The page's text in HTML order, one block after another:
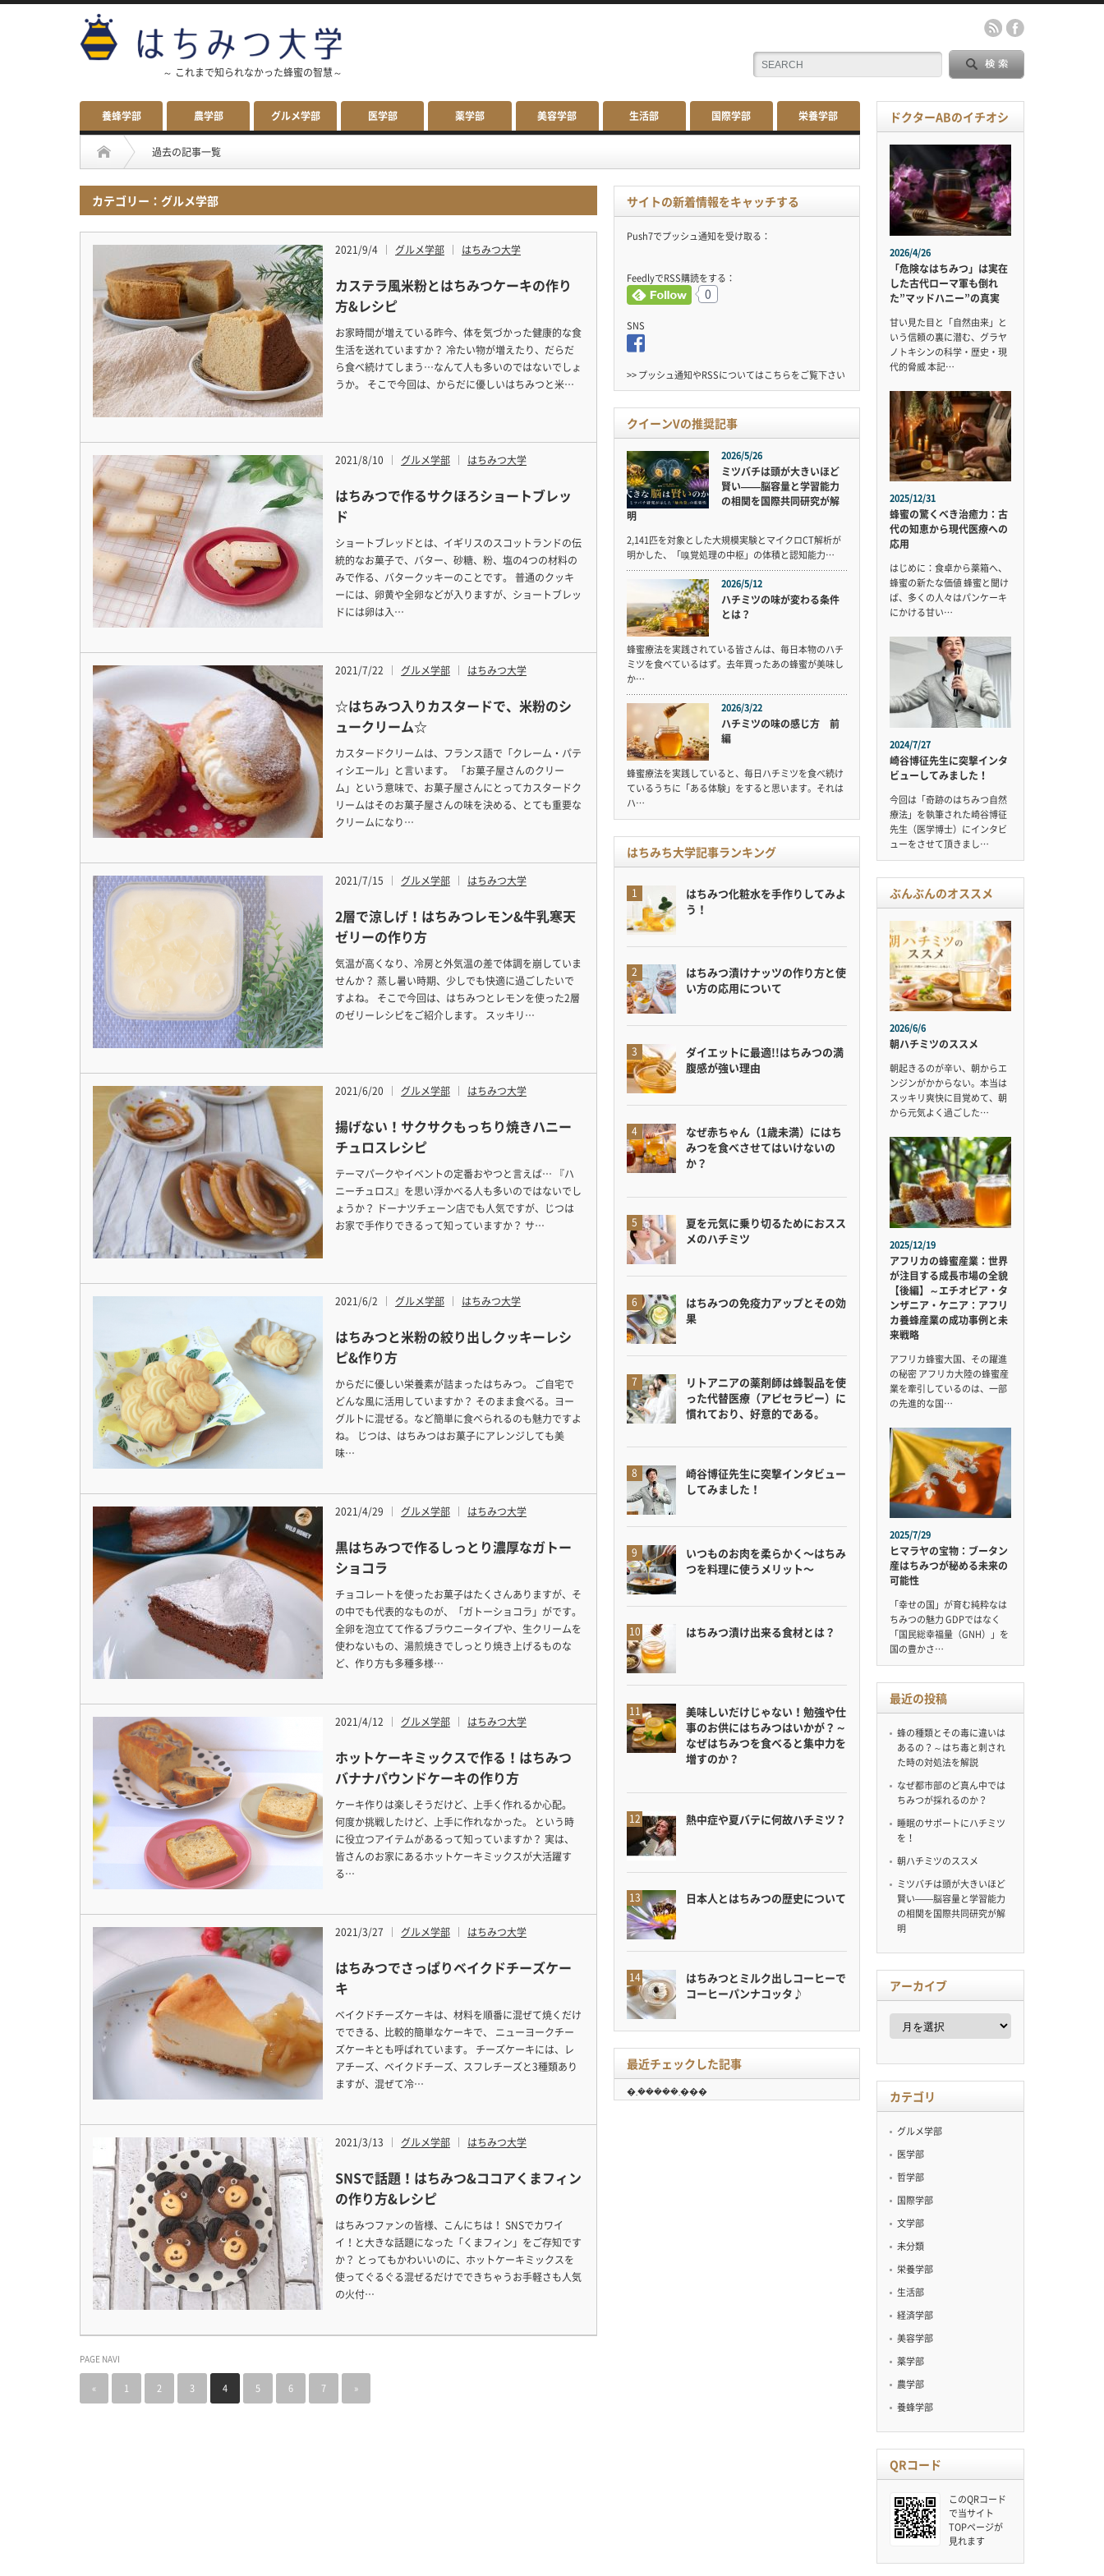
～ これまで知られなかった蜂蜜の智慧～
養蜂学部 農学部 グルメ学部 医学部 薬学部 美容学部 生活部 国際学部 栄養学部
過去の記事一覧
カテゴリー：グルメ学部
2021/9/4 グルメ学部 はちみつ大学
カステラ風米粉とはちみつケーキの作り
方&レシピ
お家時間が増えている昨今、体を気づかった健康的な食
生活を送れていますか？ 冷たい物が増えたり、だらだ
ら食べ続けてしまう…なんて人も多いのではないでしょ
うか。 そこで今回は、からだに優しいはちみつと米…
2021/8/10 グルメ学部 はちみつ大学
はちみつで作るサクほろショートブレッ
ド
ショートブレッドとは、イギリスのスコットランドの伝
統的なお菓子で、バター、砂糖、粉、塩の4つの材料の
みで作る、バタークッキーのことです。 普通のクッキ
ーには、卵黄や全卵などが入りますが、ショートブレッ
ドには卵は入…
2021/7/22 グルメ学部 はちみつ大学
☆はちみつ入りカスタードで、米粉のシ
ュークリーム☆
カスタードクリームは、フランス語で「クレーム・パテ
ィシエール」と言います。 「お菓子屋さんのクリー
ム」という意味で、お菓子屋さんにとってカスタードク
リームはそのお菓子屋さんの味を決める、とても重要な
クリームになり…
2021/7/15 グルメ学部 はちみつ大学
2層で涼しげ！はちみつレモン&牛乳寒天
ゼリーの作り方
気温が高くなり、冷房と外気温の差で体調を崩していま
せんか？ 蒸し暑い時期、少しでも快適に過ごしたいで
すよね。 そこで今回は、はちみつとレモンを使った2層
のゼリーレシピをご紹介します。 スッキリ…
2021/6/20 グルメ学部 はちみつ大学
揚げない！サクサクもっちり焼きハニー
チュロスレシピ
テーマパークやイベントの定番おやつと言えば… 『ハ
ニーチュロス』を思い浮かべる人も多いのではないでし
ょうか？ ドーナツチェーン店でも人気ですが、じつは
お家で手作りできるって知っていますか？ サ…
2021/6/2 グルメ学部 はちみつ大学
はちみつと米粉の絞り出しクッキーレシ
ピ&作り方
からだに優しい栄養素が詰まったはちみつ。 ご自宅で
どんな風に活用していますか？ そのまま食べる。ヨー
グルトに混ぜる。など簡単に食べられるのも魅力ですよ
ね。 じつは、はちみつはお菓子にアレンジしても美
味…
2021/4/29 グルメ学部 はちみつ大学
黒はちみつで作るしっとり濃厚なガトー
ショコラ
チョコレートを使ったお菓子はたくさんありますが、そ
の中でも代表的なものが、「ガトーショコラ」がです。
全卵を泡立てて作るブラウニータイプや、生クリームを
使わないもの、湯煎焼きでしっとり焼き上げるものな
ど、作り方も多種多様…
2021/4/12 グルメ学部 はちみつ大学
ホットケーキミックスで作る！はちみつ
バナナパウンドケーキの作り方
ケーキ作りは楽しそうだけど、上手く作れるか心配。
何度か挑戦したけど、上手に作れなかった。 という時
に役立つアイテムがあるって知っていますか？ 実は、
皆さんのお家にあるホットケーキミックスが大活躍す
る…
2021/3/27 グルメ学部 はちみつ大学
はちみつでさっぱりベイクドチーズケー
キ
ベイクドチーズケーキは、材料を順番に混ぜて焼くだけ
でできる、比較的簡単なケーキで、 ニューヨークチー
ズケーキとも呼ばれています。 チーズケーキには、レ
アチーズ、ベイクドチーズ、スフレチーズと3種類あり
ますが、混ぜて冷…
2021/3/13 グルメ学部 はちみつ大学
SNSで話題！はちみつ&ココアくまフィン
の作り方&レシピ
はちみつファンの皆様、こんにちは！ SNSでカワイ
イ！と大きな話題になった「くまフィン」をご存知です
か？ とってもかわいいのに、ホットケーキミックスを
使ってぐるぐる混ぜるだけでできちゃうお手軽さも人気
の火付…
PAGE NAVI
« 1 2 3 4 5 6 7 »
サイトの新着情報をキャッチする
Push7でプッシュ通知を受け取る：
FeedlyでRSS購読をする：
0
SNS
>> プッシュ通知やRSSについてはこちらをご覧下さい
クイーンVの推奨記事
2026/5/26
ミツバチは頭が大きいほど
賢い——脳容量と学習能力
の相関を国際共同研究が解
明
2,141匹を対象とした大規模実験とマイクロCT解析が
明かした、「嗅覚処理の中枢」の体積と認知能力…
2026/5/12
ハチミツの味が変わる条件
とは？
蜂蜜療法を実践されている皆さんは、毎日本物のハチ
ミツを食べているはず。去年買ったあの蜂蜜が美味し
か…
2026/3/22
ハチミツの味の感じ方 前
編
蜂蜜療法を実践していると、毎日ハチミツを食べ続け
ているうちに「ある体験」をすると思います。それは
ハ…
はちみち大学記事ランキング
はちみつ化粧水を手作りしてみよ
う！
はちみつ漬けナッツの作り方と使
い方の応用について
ダイエットに最適!!はちみつの満
腹感が強い理由
なぜ赤ちゃん（1歳未満）にはち
みつを食べさせてはいけないの
か？
夏を元気に乗り切るためにおスス
メのハチミツ
はちみつの免疫力アップとその効
果
リトアニアの薬剤師は蜂製品を使
った代替医療（アピセラピー）に
慣れており、好意的である。
崎谷博征先生に突撃インタビュー
してみました！
いつものお肉を柔らかく〜はちみ
つを料理に使うメリット〜
はちみつ漬け出来る食材とは？
美味しいだけじゃない！勉強や仕
事のお供にはちみつはいかが？～
なぜはちみつを食べると集中力を
増すのか？
熱中症や夏バテに何故ハチミツ？
日本人とはちみつの歴史について
はちみつとミルク出しコーヒーで
コーヒーパンナコッタ♪
最近チェックした記事
�܂�����܂���
ドクターABのイチオシ
2026/4/26
「危険なはちみつ」は実在
した古代ローマ軍も倒れ
た”マッドハニー”の真実
甘い見た目と「自然由来」と
いう信頼の裏に潜む、グラヤ
ノトキシンの科学・歴史・現
代的脅威 本記…
2025/12/31
蜂蜜の驚くべき治癒力：古
代の知恵から現代医療への
応用
はじめに：食卓から薬箱へ、
蜂蜜の新たな価値 蜂蜜と聞け
ば、多くの人々はパンケーキ
にかける甘い…
2024/7/27
崎谷博征先生に突撃インタ
ビューしてみました！
今回は「奇跡のはちみつ自然
療法」を執筆された崎谷博征
先生（医学博士）にインタビ
ューをさせて頂きまし…
ぶんぶんのオススメ
2026/6/6
朝ハチミツのススメ
朝起きるのが辛い、朝からエ
ンジンがかからない。本当は
スッキリ爽快に目覚めて、朝
から元気よく過ごした…
2025/12/19
アフリカの蜂蜜産業：世界
が注目する成長市場の全貌
【後編】～エチオピア・タ
ンザニア・ケニア：アフリ
カ養蜂産業の成功事例と未
来戦略
アフリカ蜂蜜大国、その躍進
の秘密 アフリカ大陸の蜂蜜産
業を牽引しているのは、一部
の先進的な国…
2025/7/29
ヒマラヤの宝物：ブータン
産はちみつが秘める未来の
可能性
「幸せの国」が育む純粋なは
ちみつの魅力 GDPではなく
「国民総幸福量（GNH）」を
国の豊かさ…
最近の投稿
蜂の種類とその毒に違いは
あるの？～はち毒と刺され
た時の対処法を解説
なぜ都市部のど真ん中では
ちみつが採れるのか？
睡眠のサポートにハチミツ
を！
朝ハチミツのススメ
ミツバチは頭が大きいほど
賢い——脳容量と学習能力
の相関を国際共同研究が解
明
アーカイブ
ア
イ
カテゴリ
グルメ学部
医学部
哲学部
国際学部
文学部
未分類
栄養学部
生活部
経済学部
美容学部
薬学部
農学部
養蜂学部
QRコード
このQRコード
で当サイト
TOPページが
見れます